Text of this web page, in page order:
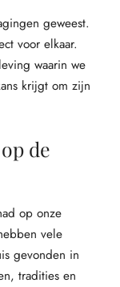
geweest.
voor elkaar.
waarin we
krijgt om zijn
de
op onze
vele
gevonden in
tradities en